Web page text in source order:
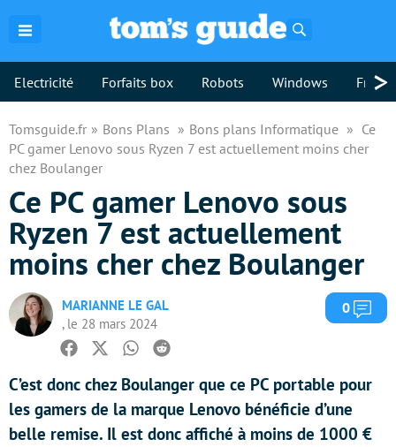
Electricité Forfaits box Robots Windows >
Tomsguide.fr Bons Plans Bons plans Informatique
Ce
PC gamer Lenovo sous Ryzen 7 est actuellement moins cher
chez Boulanger
Ce PC gamer Lenovo sous
Ryzen 7 est actuellement
moins cher chez Boulanger
MARIANNE LE GAL
, le 28 mars 2024
0
Facebook
TwitterWhatsapp
Reddit
C’est donc chez Boulanger que ce PC portable pour
les gamers de la marque Lenovo bénéficie d’une
belle remise. Il est donc affiché à moins de 1000 €